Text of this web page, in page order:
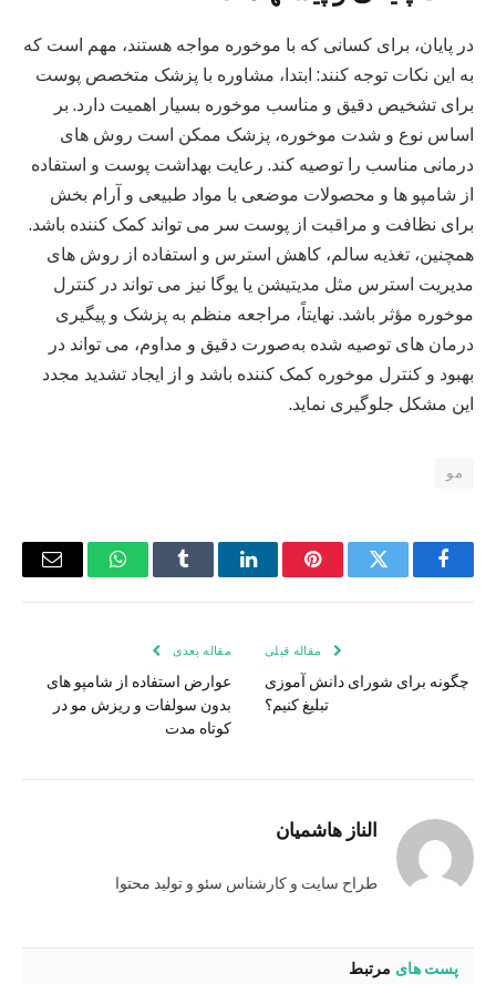
در پایان، برای کسانی که با موخوره مواجه هستند، مهم است که
به این نکات توجه کنند: ابتدا، مشاوره با پزشک متخصص پوست
برای تشخیص دقیق و مناسب موخوره بسیار اهمیت دارد. بر
اساس نوع و شدت موخوره، پزشک ممکن است روش‌ های
درمانی مناسب را توصیه کند. رعایت بهداشت پوست و استفاده
از شامپو ها و محصولات موضعی با مواد طبیعی و آرام‌ بخش
برای نظافت و مراقبت از پوست سر می‌ تواند کمک کننده باشد.
همچنین، تغذیه سالم، کاهش استرس و استفاده از روش‌ های
مدیریت استرس مثل مدیتیشن یا یوگا نیز می‌ تواند در کنترل
موخوره مؤثر باشد. نهایتاً، مراجعه منظم به پزشک و پیگیری
درمان‌ های توصیه شده به‌صورت دقیق و مداوم، می‌ تواند در
بهبود و کنترل موخوره کمک کننده باشد و از ایجاد تشدید مجدد
این مشکل جلوگیری نماید.
مو
فیس
توییتر پینترستلینکدین Tumblr واتس
ایمیل
مقاله قبلی
چگونه برای شورای دانش آموزی
تبلیغ کنیم؟
مقاله بعدی
عوارض استفاده از شامپو های
بدون سولفات و ریزش مو در
کوتاه مدت
الناز هاشمیان
طراح سایت و کارشناس سئو و تولید محتوا
پست های مرتبط